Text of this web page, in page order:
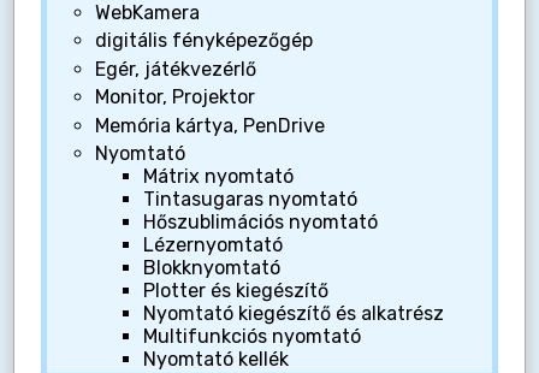
WebKamera
digitális fényképezőgép
Egér, játékvezérlő
Monitor, Projektor
Memória kártya, PenDrive
Nyomtató
Mátrix nyomtató
Tintasugaras nyomtató
Hőszublimációs nyomtató
Lézernyomtató
Blokknyomtató
Plotter és kiegészítő
Nyomtató kiegészítő és alkatrész
Multifunkciós nyomtató
Nyomtató kellék